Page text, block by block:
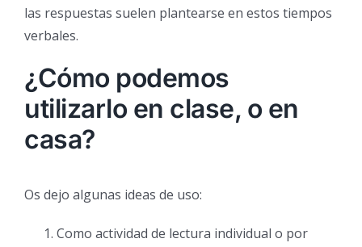
las respuestas suelen plantearse en estos tiempos
verbales.
¿Cómo podemos
utilizarlo en clase, o en
casa?
Os dejo algunas ideas de uso:
Como actividad de lectura individual o por